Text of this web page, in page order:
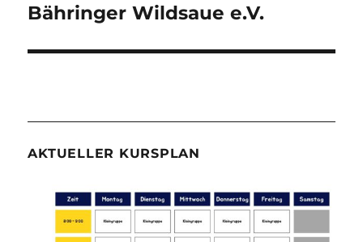
Nächster
Bähringer Wildsaue e.V.
AKTUELLER KURSPLAN